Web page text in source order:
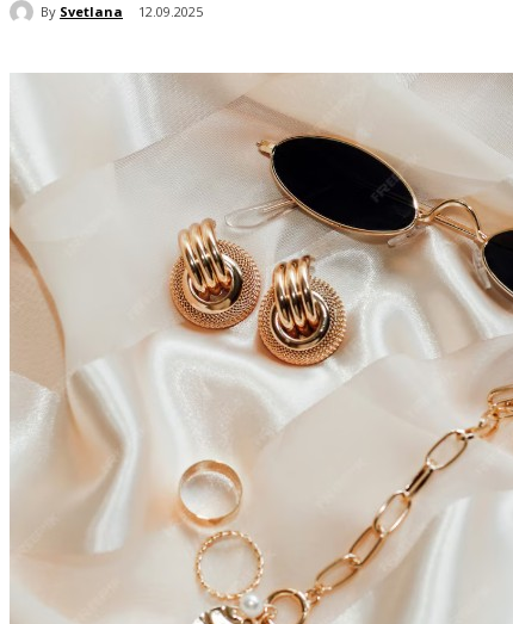
By Svetlana 12.09.2025